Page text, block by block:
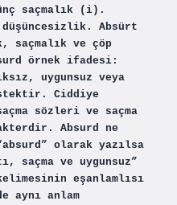
saçmalık (i).
düşüncesizlik. Absürt
saçmalık ve çöp
örnek ifadesi:
uygunsuz veya
Ciddiye
sözleri ve saçma
Absurd ne
olarak yazılsa
saçma ve uygunsuz”
eşanlamlısı
aynı anlam